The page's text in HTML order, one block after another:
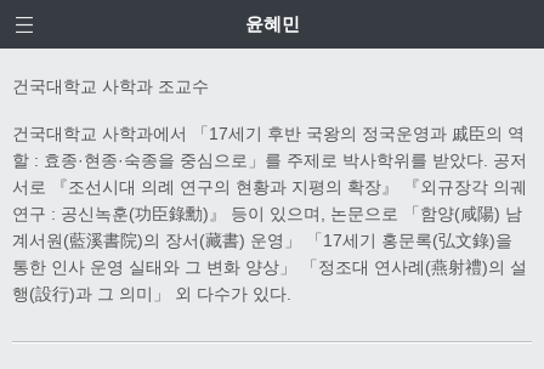
윤혜민
건국대학교 사학과 조교수
건국대학교 사학과에서 「17세기 후반 국왕의 정국운영과 戚臣의 역
할 : 효종·현종·숙종을 중심으로」를 주제로 박사학위를 받았다. 공저
서로 『조선시대 의례 연구의 현황과 지평의 확장』 『외규장각 의궤
연구 : 공신녹훈(功臣錄勳)』 등이 있으며, 논문으로 「함양(咸陽) 남
계서원(藍溪書院)의 장서(藏書) 운영」 「17세기 홍문록(弘文錄)을
통한 인사 운영 실태와 그 변화 양상」 「정조대 연사례(燕射禮)의 설
행(設行)과 그 의미」 외 다수가 있다.